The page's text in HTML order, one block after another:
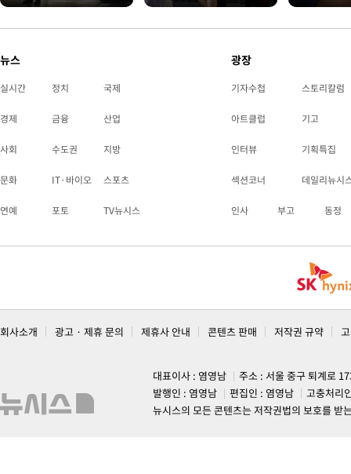
뉴스
실시간 정치 국제
경제 금융 산업
사회 수도권 지방
문화 IT·바이오 스포츠
연예 포토 TV뉴시스
광장
기자수첩 스토리칼럼
아트클럽 기고
인터뷰 기획특집
섹션코너 데일리뉴시
인사 부고 동정
회사소개 광고 · 제휴 문의 제휴사 안내 콘텐츠 판매 저작권 규약
대표이사 : 염영남
주소 : 서울 중구 퇴계로
발행인 : 염영남
편집인 : 염영남
고충처리
뉴시스의 모든 콘텐츠는 저작권법의 보호를